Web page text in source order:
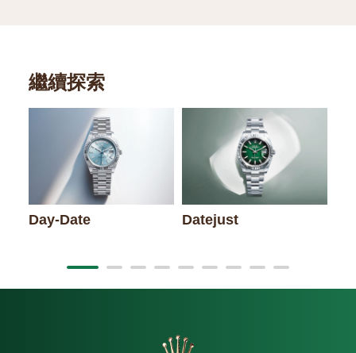
繼續探索
Day-Date Datejust